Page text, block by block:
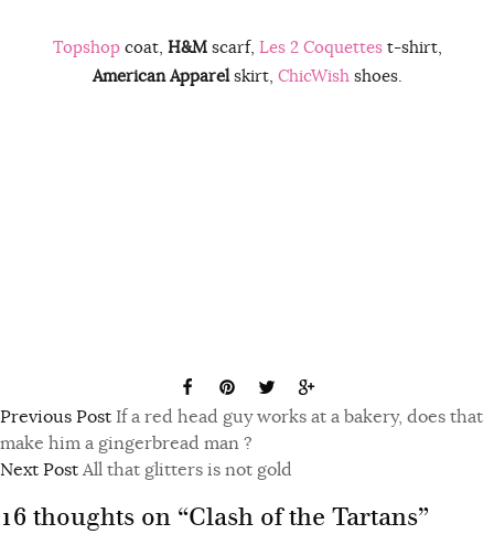
Topshopcoat, H&Mscarf, Les 2 Coquettest-shirt,
American Apparelskirt, ChicWishshoes.
Previous Post If a red head guy works at a bakery, does that
make him a gingerbread man ?
Next Post All that glitters is not gold
16 thoughts on “Clash of the Tartans”